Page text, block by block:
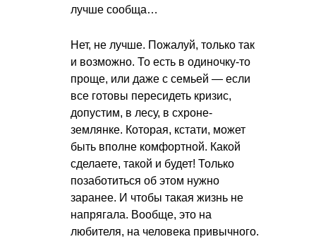
лучше сообща…
Нет, не лучше. Пожалуй, только так
и возможно. То есть в одиночку-то
проще, или даже с семьей — если
все готовы пересидеть кризис,
допустим, в лесу, в схроне-
землянке. Которая, кстати, может
быть вполне комфортной. Какой
сделаете, такой и будет! Только
позаботиться об этом нужно
заранее. И чтобы такая жизнь не
напрягала. Вообще, это на
любителя, на человека привычного.